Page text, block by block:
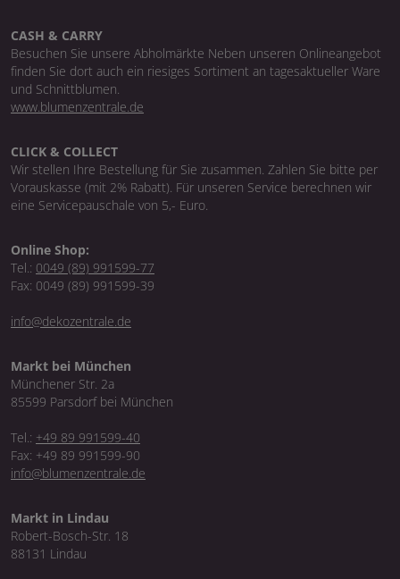
CASH & CARRY
Besuchen Sie unsere Abholmärkte Neben unseren Onlineangebot
finden Sie dort auch ein riesiges Sortiment an tagesaktueller Ware
und Schnittblumen.
www.blumenzentrale.de
CLICK & COLLECT
Wir stellen Ihre Bestellung für Sie zusammen. Zahlen Sie bitte per
Vorauskasse (mit 2% Rabatt). Für unseren Service berechnen wir
eine Servicepauschale von 5,- Euro.
Online Shop:
Tel.: 0049 (89) 991599-77
Fax: 0049 (89) 991599-39
info@dekozentrale.de
Markt bei München
Münchener Str. 2a
85599 Parsdorf bei München
Tel.: +49 89 991599-40
Fax: +49 89 991599-90
info@blumenzentrale.de
Markt in Lindau
Robert-Bosch-Str. 18
88131 Lindau